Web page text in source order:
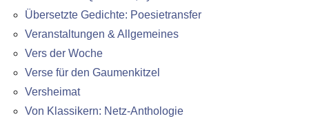
Übersetzte Gedichte: Poesietransfer
Veranstaltungen & Allgemeines
Vers der Woche
Verse für den Gaumenkitzel
Versheimat
Von Klassikern: Netz-Anthologie